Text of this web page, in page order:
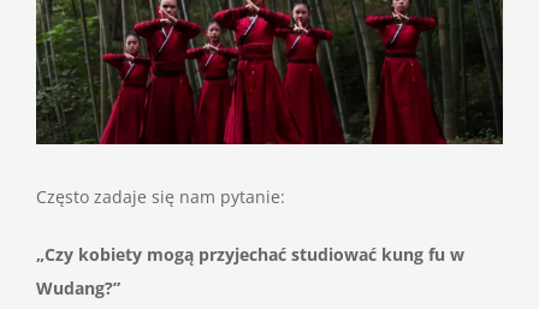
Często zadaje się nam pytanie:
„Czy kobiety mogą przyjechać studiować kung fu w
Wudang?”